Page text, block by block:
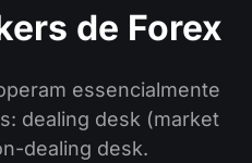
de Forex
essencialmente
dealing desk (market
dealing desk.